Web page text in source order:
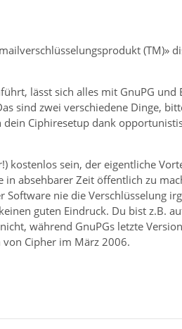
lässt sich alles mit GnuPG
sind zwei verschiedene Dinge,
Ciphiresetup dank
kostenlos sein, der eigentliche
in absehbarer Zeit öffentlich zu
nie die Verschlüsselung
guten Eindruck. Du bist z.B.
während GnuPGs letzte
Cipher im März 2006.